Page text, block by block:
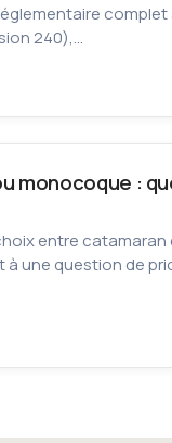
complet
240),…
monocoque :
entre
à une question de